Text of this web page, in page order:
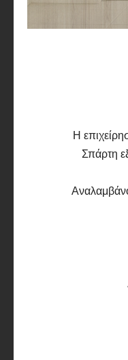
Η
Σπάρτη